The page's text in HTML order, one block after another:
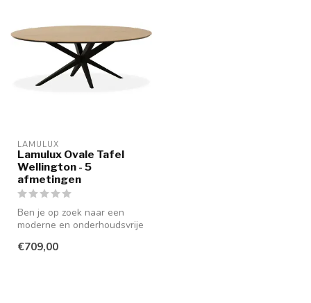
LAMULUX
Lamulux Ovale Tafel
Wellington - 5
afmetingen
Ben je op zoek naar een
moderne en onderhoudsvrije
€709,00